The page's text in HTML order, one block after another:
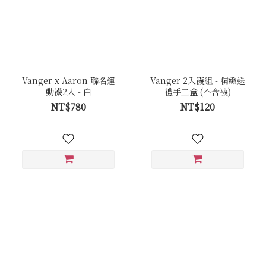
Vanger x Aaron 聯名運
動襪2入 - 白
NT$780
Vanger 2入襪組 - 精緻送
禮手工盒 (不含襪)
NT$120